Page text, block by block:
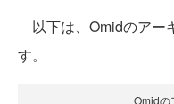
以下は、Omidのアー
す。
Omidの